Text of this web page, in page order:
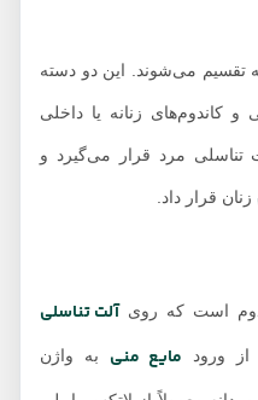
می‌شوند. این دو دسته
زنانه یا داخلی
مرد قرار می‌گیرد و
داد.
است که رویآلت تناسلی
مایع منی به واژن